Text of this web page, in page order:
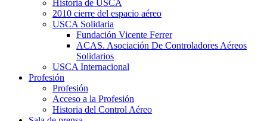
Historia de USCA
2010 cierre del espacio aéreo
USCA Solidaria
Fundación Vicente Ferrer
ACAS. Asociación De Controladores Aéreos
Solidarios
USCA Internacional
Profesión
Profesión
Acceso a la Profesión
Historia del Control Aéreo